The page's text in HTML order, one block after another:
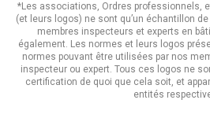
*Les associations, Ordres professionnels,
(et leurs logos) ne sont qu’un échantillon
membres inspecteurs et experts en
également. Les normes et leurs logos
normes pouvant être utilisées par nos
inspecteur ou expert. Tous ces logos ne
certification de quoi que cela soit, et
entités